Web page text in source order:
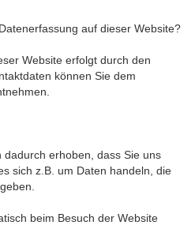
auf dieser Website?
Website erfolgt durch den
können Sie dem
erhoben, dass Sie uns
sich z.B. um Daten handeln, die
beim Besuch der Website